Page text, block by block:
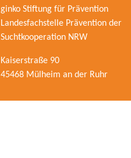
ginko Stiftung für Prävention
Landesfachstelle Prävention der
Suchtkooperation NRW
Kaiserstraße 90
45468 Mülheim an der Ruhr